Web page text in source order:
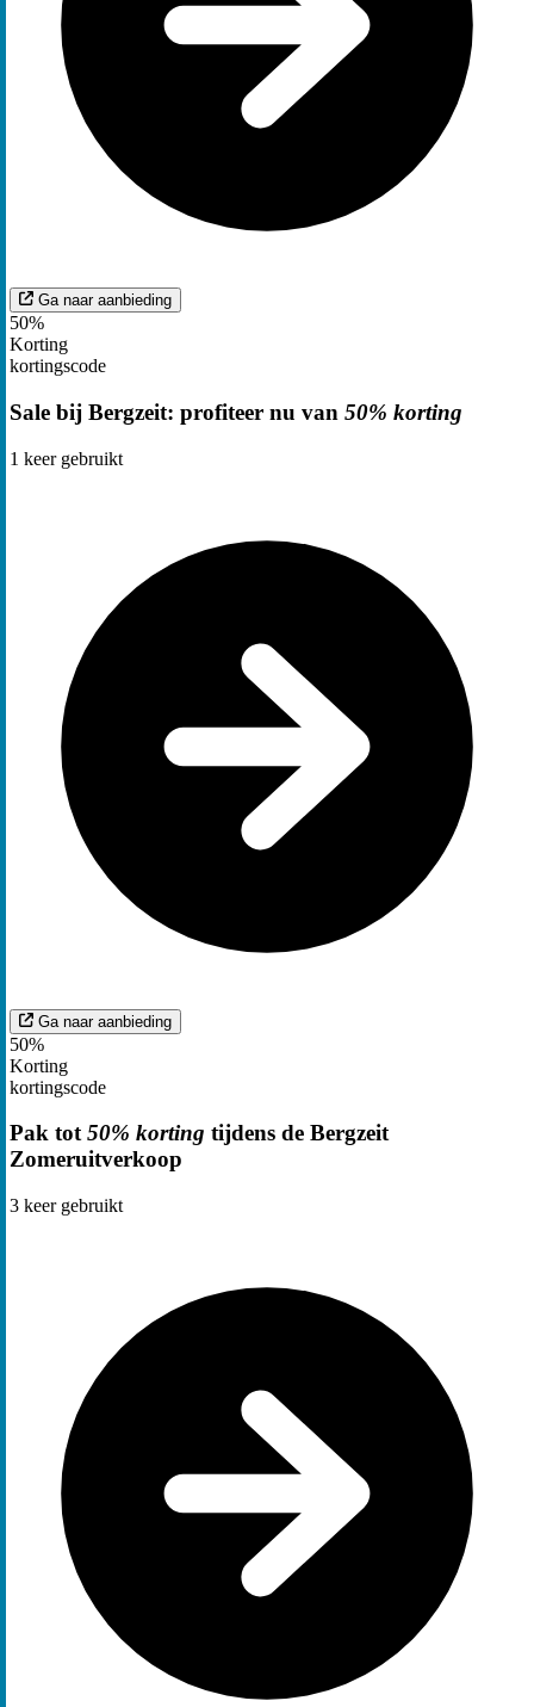
Ga naar aanbieding
50%
Korting
kortingscode
Sale bij Bergzeit: profiteer nu van 50% korting
1 keer gebruikt
Ga naar aanbieding
50%
Korting
kortingscode
Pak tot50% korting tijdens de Bergzeit
Zomeruitverkoop
3 keer gebruikt